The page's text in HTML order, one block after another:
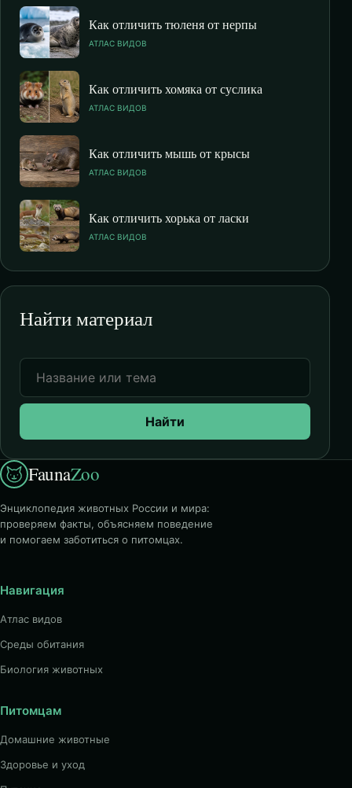
Как отличить тюленя от нерпы
АТЛАС ВИДОВ
Как отличить хомяка от суслика
АТЛАС ВИДОВ
Как отличить мышь от крысы
АТЛАС ВИДОВ
Как отличить хорька от ласки
АТЛАС ВИДОВ
Найти материал
Найти
FaunaZoo
Энциклопедия животных России и мира:
проверяем факты, объясняем поведение
и помогаем заботиться о питомцах.
Навигация
Атлас видов
Среды обитания
Биология животных
Питомцам
Домашние животные
Здоровье и уход